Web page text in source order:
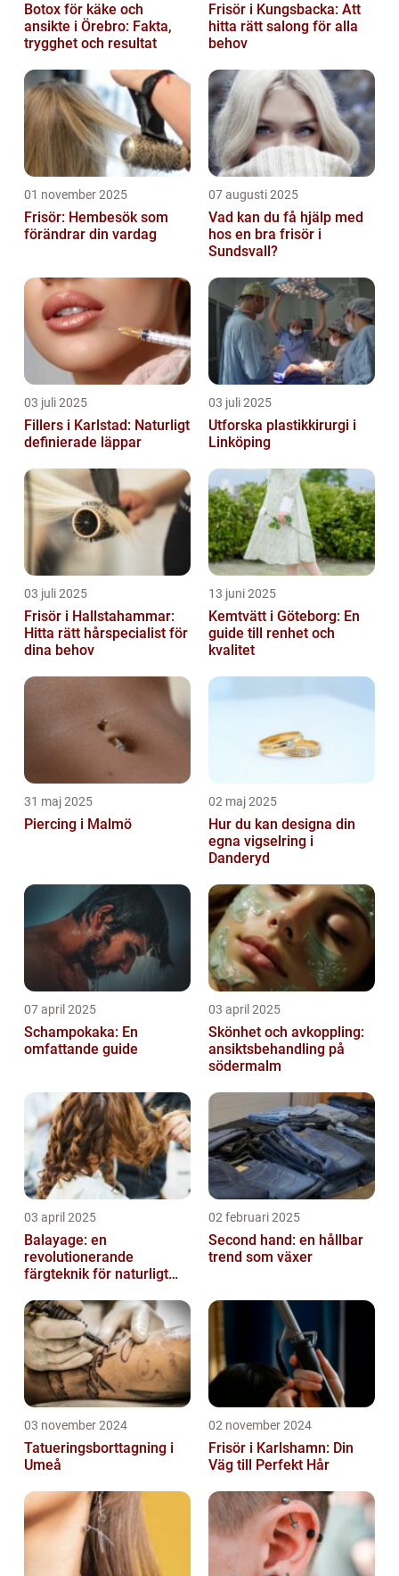
Botox för käke och
ansikte i Örebro: Fakta,
trygghet och resultat
Frisör i Kungsbacka: Att
hitta rätt salong för alla
behov
01 november 2025
Frisör: Hembesök som
förändrar din vardag
07 augusti 2025
Vad kan du få hjälp med
hos en bra frisör i
Sundsvall?
03 juli 2025
Fillers i Karlstad: Naturligt
definierade läppar
03 juli 2025
Utforska plastikkirurgi i
Linköping
03 juli 2025
Frisör i Hallstahammar:
Hitta rätt hårspecialist för
dina behov
13 juni 2025
Kemtvätt i Göteborg: En
guide till renhet och
kvalitet
31 maj 2025
Piercing i Malmö
02 maj 2025
Hur du kan designa din
egna vigselring i
Danderyd
07 april 2025
Schampokaka: En
omfattande guide
03 april 2025
Skönhet och avkoppling:
ansiktsbehandling på
södermalm
03 april 2025
Balayage: en
revolutionerande
färgteknik för naturligt
02 februari 2025
Second hand: en hållbar
trend som växer
03 november 2024
Tatueringsborttagning i
Umeå
02 november 2024
Frisör i Karlshamn: Din
Väg till Perfekt Hår